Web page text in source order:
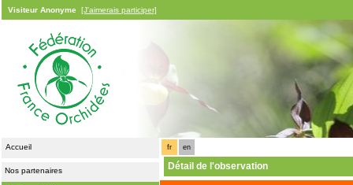
Visiteur Anonyme [J'aimerais participer]
Accueil
Nos partenaires
fr en
Détail de l'observation